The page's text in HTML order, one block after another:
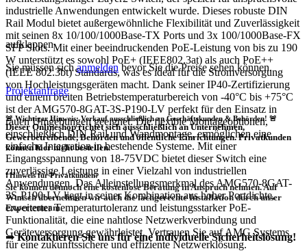
industrielle Anwendungen entwickelt wurde. Dieses robuste DIN
Rail Modul bietet außergewöhnliche Flexibilität und Zuverlässigkeit
mit seinen 8x 10/100/1000Base-TX Ports und 3x 100/1000Base-FX
SFP Slots. Mit einer beeindruckenden PoE-Leistung von bis zu 190
W unterstützt es sowohl PoE+ (IEEE802.3at) als auch PoE++
(IEEE 802.3bt) Standards, was es ideal für die Stromversorgung
von Hochleistungsgeräten macht. Dank seiner IP40-Zertifizierung
und einem breiten Betriebstemperaturbereich von -40°C bis +75°C
ist der AMG570-8GAT-3S-P190-LV perfekt für den Einsatz in
rauen Umgebungen geeignet. Die flexible Montageoptionen,
einschließlich DIN Rail und Wandmontage, ermöglichen eine
einfache Integration in bestehende Systeme. Mit einer
Eingangsspannung von 18-75VDC bietet dieser Switch eine
zuverlässige Leistung in einer Vielzahl von industriellen
Anwendungen. Das Alleinstellungsmerkmal des AMG570-8GAT-
3S-P190-LV liegt in seiner Kombination aus hoher Portdichte,
erweiterter Temperaturtoleranz und leistungsstarker PoE-
Funktionalität, die eine nahtlose Netzwerkverbindung und
Geräteversorgung gewährleistet. Vertrauen Sie auf AMG Systems
für eine zukunftssichere und effiziente Netzwerklösung.
aufklappen
Sie müssen sichanmeldenbevor Sie die Preise sehen können.
Projektanfrage
🚨 Wichtiger Hinweis: Verkauf ausschließlich an Geschäftskunden & Behörden! 🚨
Dieser Onlineshop richtet sichausschließlichan Unternehmen,
Gewerbetreibende, Behörden und öffentliche Einrichtungen.Privatkunden
können hier nicht bestellen.
❗Hinweis für Privatkunden:
Sie können dennoch einekostenlose Beratungin Anspruch nehmen. Auf
Wunsch übernehmen wir auch diefachgerechte Installationdurch unser
Expertenteam.
➡Kontaktieren Sie uns für eine individuelle Sicherheitslösung!